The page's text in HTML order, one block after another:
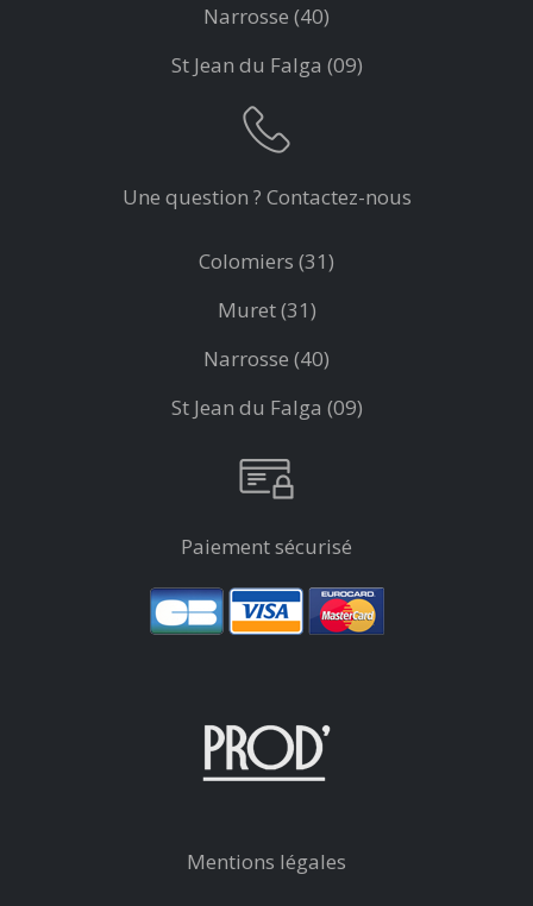
Narrosse (40)
St Jean du Falga (09)
Une question ? Contactez-nous
Colomiers (31)
Muret (31)
Narrosse (40)
St Jean du Falga (09)
Paiement sécurisé
Mentions légales